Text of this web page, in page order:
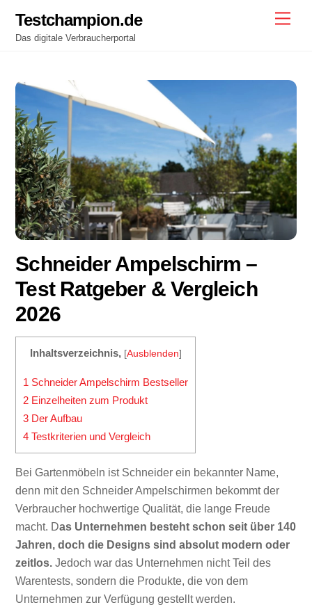
content
Testchampion.de
Das digitale Verbraucherportal
Schneider Ampelschirm –
Test Ratgeber & Vergleich
2026
Inhaltsverzeichnis, [Ausblenden]
1 Schneider Ampelschirm Bestseller
2 Einzelheiten zum Produkt
3 Der Aufbau
4 Testkriterien und Vergleich
Bei Gartenmöbeln ist Schneider ein bekannter Name,
denn mit den Schneider Ampelschirmen bekommt der
Verbraucher hochwertige Qualität, die lange Freude
macht. Das Unternehmen besteht schon seit über 140
Jahren, doch die Designs sind absolut modern oder
zeitlos. Jedoch war das Unternehmen nicht Teil des
Warentests, sondern die Produkte, die von dem
Unternehmen zur Verfügung gestellt werden.